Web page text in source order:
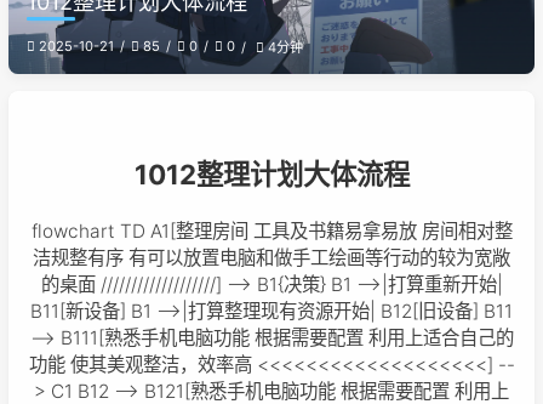
2025-10-21 85 0 0 4分钟
1012整理计划大体流程
flowchart TD A1[整理房间 工具及书籍易拿易放 房间相对整
洁规整有序 有可以放置电脑和做手工绘画等行动的较为宽敞
的桌面 ///////////////////] --> B1{决策} B1 -->|打算重新开始|
B11[新设备] B1 -->|打算整理现有资源开始| B12[旧设备] B11
--> B111[熟悉手机电脑功能 根据需要配置 利用上适合自己的
功能 使其美观整洁，效率高 <<<<<<<<<<<<<<<<<<<] --
> C1 B12 --> B121[熟悉手机电脑功能 根据需要配置 利用上